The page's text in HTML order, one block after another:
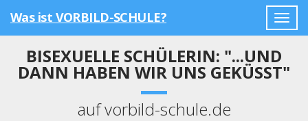
Was ist VORBILD-SCHULE?
BISEXUELLE SCHÜLERIN: "...UND
DANN HABEN WIR UNS GEKÜSST"
auf vorbild-schule.de